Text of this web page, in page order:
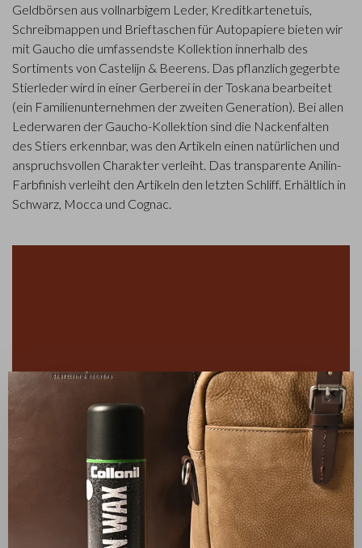
Geldbörsen aus vollnarbigem Leder, Kreditkartenetuis,
Schreibmappen und Brieftaschen für Autopapiere bieten wir
mit Gaucho die umfassendste Kollektion innerhalb des
Sortiments von Castelijn & Beerens. Das pflanzlich gegerbte
Stierleder wird in einer Gerberei in der Toskana bearbeitet
(ein Familienunternehmen der zweiten Generation). Bei allen
Lederwaren der Gaucho-Kollektion sind die Nackenfalten
des Stiers erkennbar, was den Artikeln einen natürlichen und
anspruchsvollen Charakter verleiht. Das transparente Anilin-
Farbfinish verleiht den Artikeln den letzten Schliff. Erhältlich in
Schwarz, Mocca und Cognac.
✕